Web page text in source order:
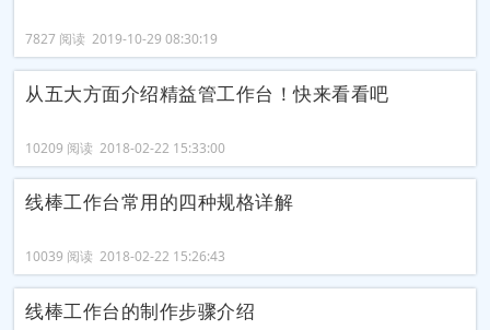
7827 阅读 2019-10-29 08:30:19
从五大方面介绍精益管工作台！快来看看吧
10209 阅读 2018-02-22 15:33:00
线棒工作台常用的四种规格详解
10039 阅读 2018-02-22 15:26:43
线棒工作台的制作步骤介绍